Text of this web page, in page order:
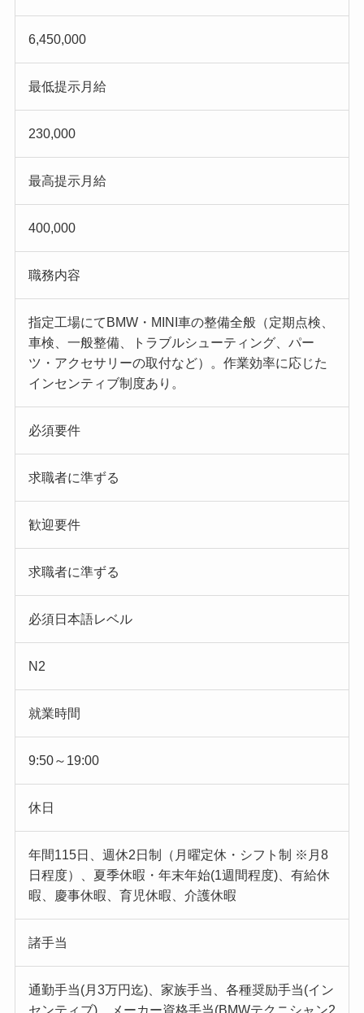
6,450,000
最低提示月給
230,000
最高提示月給
400,000
職務内容
指定工場にてBMW・MINI車の整備全般（定期点検、
車検、一般整備、トラブルシューティング、パー
ツ・アクセサリーの取付など）。作業効率に応じた
インセンティブ制度あり。
必須要件
求職者に準ずる
歓迎要件
求職者に準ずる
必須日本語レベル
N2
就業時間
9:50～19:00
休日
年間115日、週休2日制（月曜定休・シフト制 ※月8
日程度）、夏季休暇・年末年始(1週間程度)、有給休
暇、慶事休暇、育児休暇、介護休暇
諸手当
通勤手当(月3万円迄)、家族手当、各種奨励手当(イン
センティブ)、メーカー資格手当(BMWテクニシャン2